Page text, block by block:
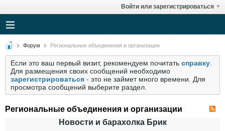
Войти или зарегистрироваться
Форум Региональные объединения и организации
Если это ваш первый визит, рекомендуем почитать справку
Для размещения своих сообщений необходимо
зарегистрироваться - это не займет много времени. Для
просмотра сообщений выберите раздел.
Региональные объединения и организации
Новости и барахолка Брик